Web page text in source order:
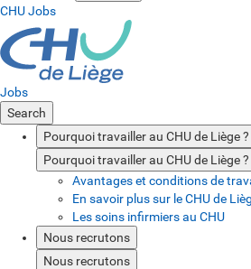
CHU Jobs
Jobs
Search
Pourquoi travailler au CHU de Liège ?
Pourquoi travailler au CHU de Liège ?
Avantages et conditions de
En savoir plus sur le CHU de
Les soins infirmiers au CHU
Nous recrutons
Nous recrutons